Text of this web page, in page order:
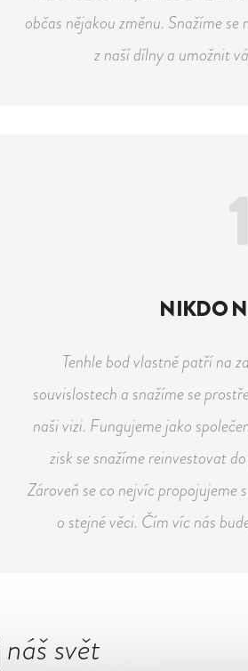
občas nějakou změnu. Snažíme
z naší dílny a umožnit
NIKDO
Tenhle bod vlastně patří na
souvislostech a snažíme se
naši vizi. Fungujeme jako
zisk se snažíme reinvestovat
Zároveň se co nejvíc
o stejné věci. Čím víc nás
náš svět